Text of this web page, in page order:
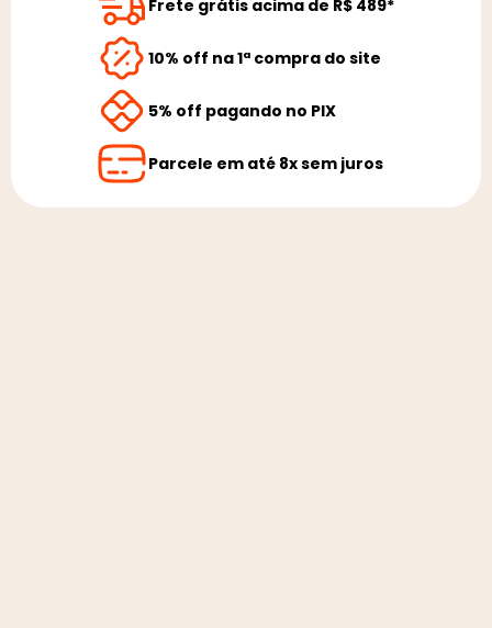
Frete grátis acima de R$ 489*
10% off na 1ª compra do site
5% off pagando no PIX
Parcele em até 8x sem juros